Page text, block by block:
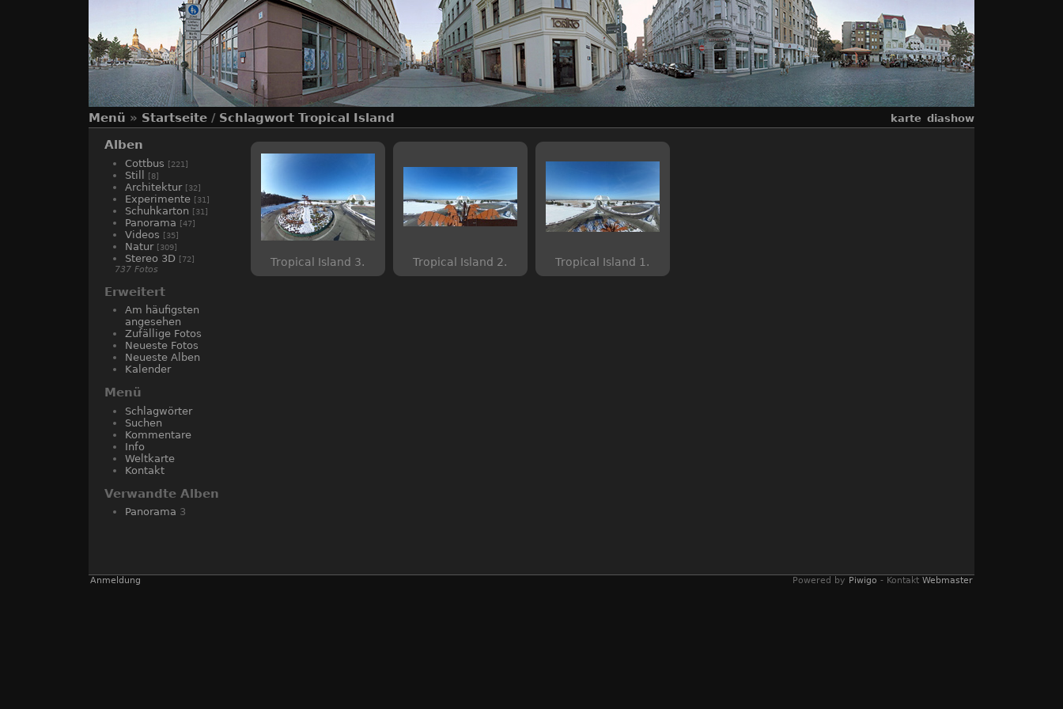
Menü » Startseite / Schlagwort Tropical Island karte diashow
Alben
Cottbus [221]
Still [8]
Architektur [32]
Experimente [31]
Schuhkarton [31]
Panorama [47]
Videos [35]
Natur [309]
Stereo 3D [72]
737 Fotos
Erweitert
Am häufigsten
angesehen
Zufällige Fotos
Neueste Fotos
Neueste Alben
Kalender
Menü
Schlagwörter
Suchen
Kommentare
Info
Weltkarte
Kontakt
Verwandte Alben
Panorama 3
Tropical Island 3. Tropical Island 2. Tropical Island 1.
Anmeldung Powered by Piwigo - Kontakt Webmaster